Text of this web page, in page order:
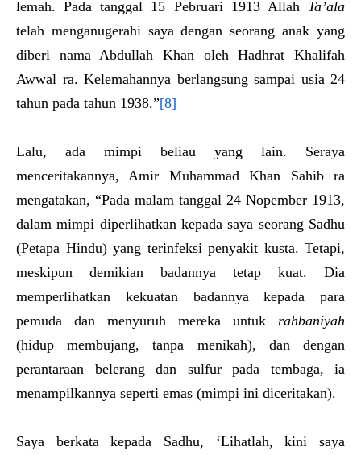
lemah. Pada tanggal 15 Pebruari 1913 Allah Ta’ala
telah menganugerahi saya dengan seorang anak yang
diberi nama Abdullah Khan oleh Hadhrat Khalifah
Awwal ra. Kelemahannya berlangsung sampai usia 24
tahun pada tahun 1938.”[8]
Lalu, ada mimpi beliau yang lain. Seraya
menceritakannya, Amir Muhammad Khan Sahib ra
mengatakan, “Pada malam tanggal 24 Nopember 1913,
dalam mimpi diperlihatkan kepada saya seorang Sadhu
(Petapa Hindu) yang terinfeksi penyakit kusta. Tetapi,
meskipun demikian badannya tetap kuat. Dia
memperlihatkan kekuatan badannya kepada para
pemuda dan menyuruh mereka untuk rahbaniyah
(hidup membujang, tanpa menikah), dan dengan
perantaraan belerang dan sulfur pada tembaga, ia
menampilkannya seperti emas (mimpi ini diceritakan).
Saya berkata kepada Sadhu, ‘Lihatlah, kini saya